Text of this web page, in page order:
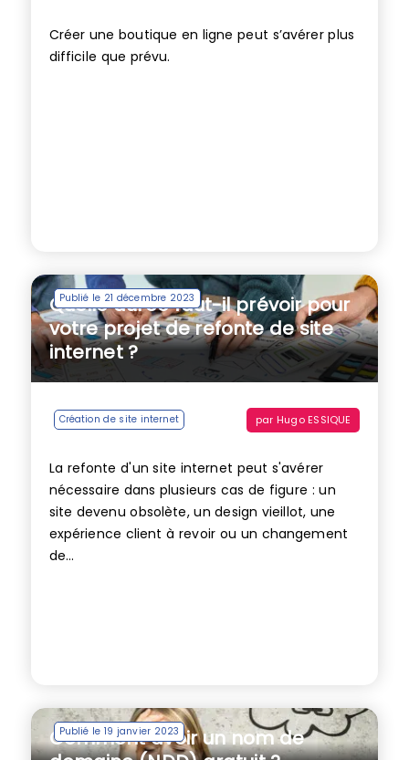
Créer une boutique en ligne peut s’avérer plus
difficile que prévu.
Publié le 21 décembre 2023
Quelle durée faut-il prévoir pour
votre projet de refonte de site
internet ?
Création de site internet par Hugo ESSIQUE
La refonte d'un site internet peut s'avérer
nécessaire dans plusieurs cas de figure : un
site devenu obsolète, un design vieillot, une
expérience client à revoir ou un changement
de...
Publié le 19 janvier 2023
Comment avoir un nom de